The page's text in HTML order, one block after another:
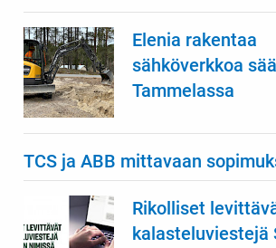
Elenia rakentaa
sähköverkkoa
Tammelassa
TCS ja ABB mittavaan
Rikolliset
kalasteluviestejä